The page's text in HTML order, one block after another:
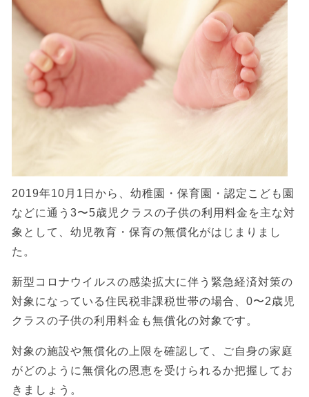
2019年10月1日から、幼稚園・保育園・認定こども園
などに通う3〜5歳児クラスの子供の利用料金を主な対
象として、幼児教育・保育の無償化がはじまりまし
た。
新型コロナウイルスの感染拡大に伴う緊急経済対策の
対象になっている住民税非課税世帯の場合、0〜2歳児
クラスの子供の利用料金も無償化の対象です。
対象の施設や無償化の上限を確認して、ご自身の家庭
がどのように無償化の恩恵を受けられるか把握してお
きましょう。